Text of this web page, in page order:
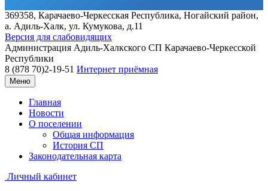
369358, Карачаево-Черкесская Республика, Ногайский район,
а. Адиль-Халк, ул. Кумукова, д.11
Версия для слабовидящих
Администрация Адиль-Халкского СП Карачаево-Черкесской
Республики
8 (878 70)2-19-51 Интернет приёмная
Меню
Главная
Новости
О поселении
Общая информация
История СП
Законодательная карта
Личный кабинет